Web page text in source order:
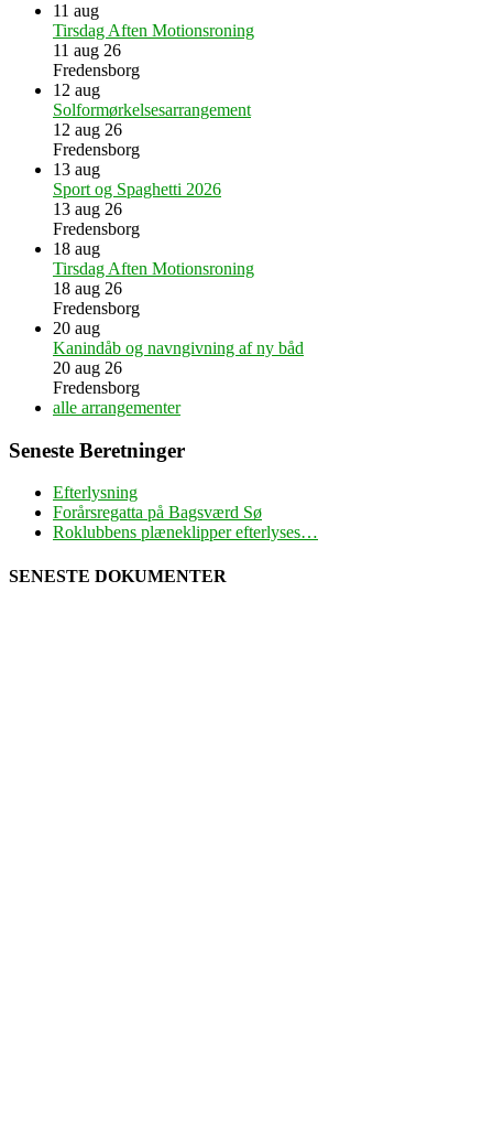
11 aug
Tirsdag Aften Motionsroning
11 aug 26
Fredensborg
12 aug
Solformørkelsesarrangement
12 aug 26
Fredensborg
13 aug
Sport og Spaghetti 2026
13 aug 26
Fredensborg
18 aug
Tirsdag Aften Motionsroning
18 aug 26
Fredensborg
20 aug
Kanindåb og navngivning af ny båd
20 aug 26
Fredensborg
alle arrangementer
Seneste Beretninger
Efterlysning
Forårsregatta på Bagsværd Sø
Roklubbens plæneklipper efterlyses…
SENESTE DOKUMENTER